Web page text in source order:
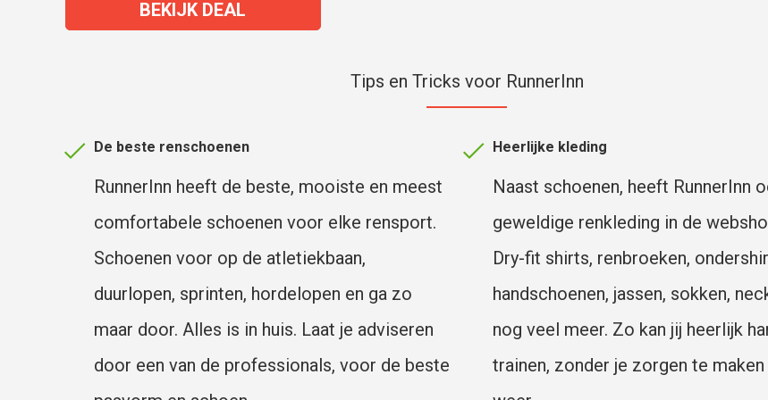
BEKIJK DEAL
Tips en Tricks voor RunnerInn
De beste renschoenen
RunnerInn heeft de beste, mooiste en meest
comfortabele schoenen voor elke rensport.
Schoenen voor op de atletiekbaan,
duurlopen, sprinten, hordelopen en ga zo
maar door. Alles is in huis. Laat je adviseren
door een van de professionals, voor de beste
Heerlijke kleding
Naast schoenen, heeft RunnerInn
geweldige renkleding in de
Dry-fit shirts, renbroeken,
handschoenen, jassen, sokken,
nog veel meer. Zo kan jij heerlijk
trainen, zonder je zorgen te